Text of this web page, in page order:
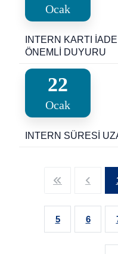
Ocak
INTERN KARTI
ÖNEMLİ DUYURU
22
Ocak
INTERN SÜRESİ
5 6